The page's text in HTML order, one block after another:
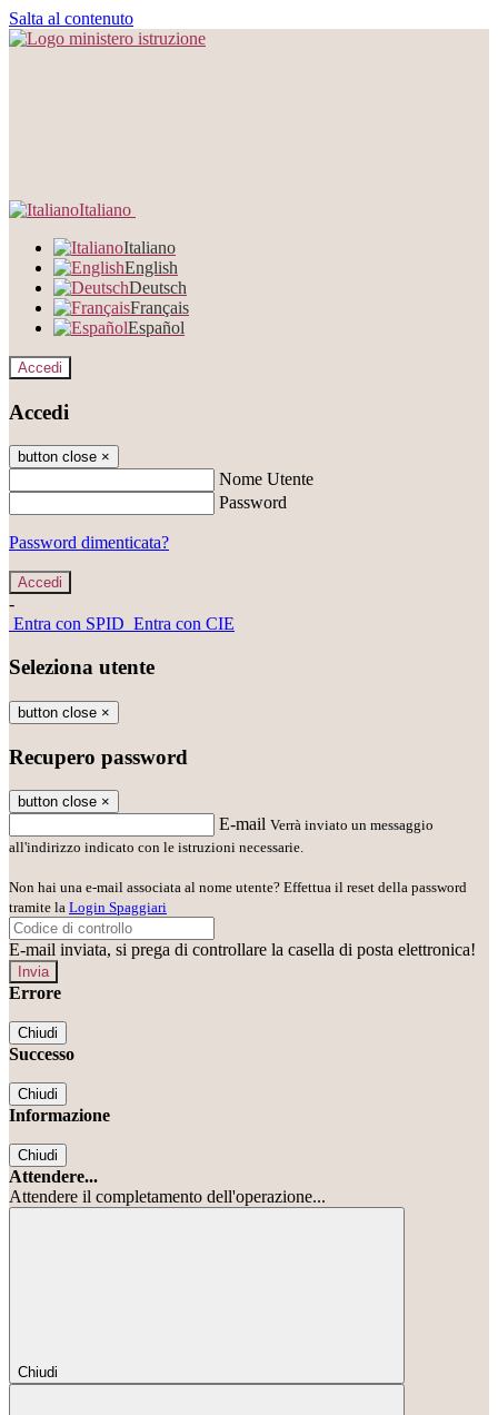
Salta al contenuto
Italiano
Italiano
English
Deutsch
Français
Español
Accedi
Accedi
button close ×
Nome Utente
Password
Password dimenticata?
-
Entra con SPID Entra con CIE
Seleziona utente
button close ×
Recupero password
button close ×
E-mail Verrà inviato un messaggio
all'indirizzo indicato con le istruzioni necessarie.
Non hai una e-mail associata al nome utente? Effettua il reset della password
tramite la Login Spaggiari
E-mail inviata, si prega di controllare la casella di posta elettronica!
Errore
Chiudi
Successo
Chiudi
Informazione
Chiudi
Attendere...
Attendere il completamento dell'operazione...
Chiudi